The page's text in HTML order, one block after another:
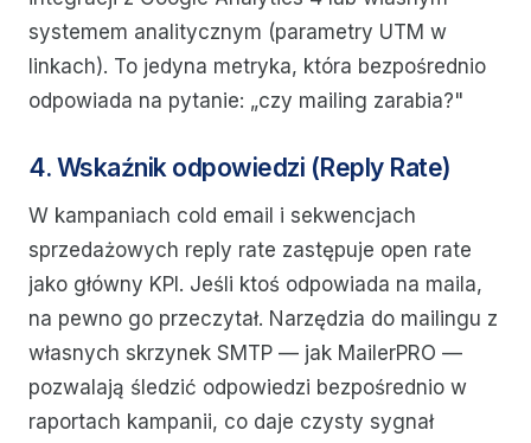
systemem analitycznym (parametry UTM w
linkach). To jedyna metryka, która bezpośrednio
odpowiada na pytanie: „czy mailing zarabia?"
4. Wskaźnik odpowiedzi (Reply Rate)
W kampaniach cold email i sekwencjach
sprzedażowych reply rate zastępuje open rate
jako główny KPI. Jeśli ktoś odpowiada na maila,
na pewno go przeczytał. Narzędzia do mailingu z
własnych skrzynek SMTP — jak MailerPRO —
pozwalają śledzić odpowiedzi bezpośrednio w
raportach kampanii, co daje czysty sygnał